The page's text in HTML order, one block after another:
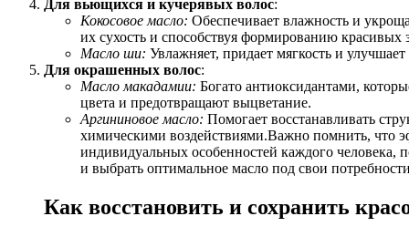
Для вьющихся и кучерявых волос:
Кокосовое масло: Обеспечивает влажность и
их сухость и способствуя формированию красивых
Масло ши: Увлажняет, придает мягкость и
Для окрашенных волос:
Масло макадамии: Богато антиоксидантами,
цвета и предотвращают выцветание.
Аргининовое масло: Помогает восстанавливать
химическими воздействиями.Важно помнить, что
индивидуальных особенностей каждого человека,
и выбрать оптимальное масло под свои
Как восстановить и сохранить